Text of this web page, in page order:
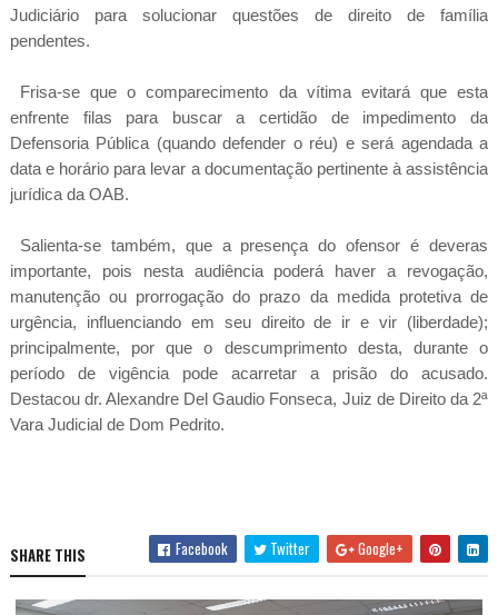
Judiciário para solucionar questões de direito de família
pendentes.
Frisa-se que o comparecimento da vítima evitará que esta
enfrente filas para buscar a certidão de impedimento da
Defensoria Pública (quando defender o réu) e será agendada a
data e horário para levar a documentação pertinente à assistência
jurídica da OAB.
Salienta-se também, que a presença do ofensor é deveras
importante, pois nesta audiência poderá haver a revogação,
manutenção ou prorrogação do prazo da medida protetiva de
urgência, influenciando em seu direito de ir e vir (liberdade);
principalmente, por que o descumprimento desta, durante o
período de vigência pode acarretar a prisão do acusado.
Destacou dr. Alexandre Del Gaudio Fonseca, Juiz de Direito da 2ª
Vara Judicial de Dom Pedrito.
SHARE THIS Facebook Twitter Google+